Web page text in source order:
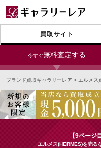
買取サイト
今すぐ無料査定する
24時間
無
銀座本店 青
小田急新宿店
心斎橋本店
ブランド買取ギャラリーレア > エルメス
【9ペー
エルメス(HERMES)を売る